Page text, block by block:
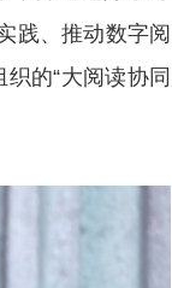
践、推动数字阅
的“大阅读协同